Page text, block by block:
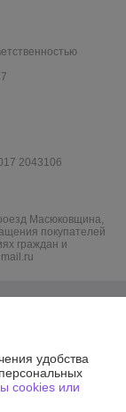
2043106
Масюковщина,
покупателей
граждан и
удобства
cookies или